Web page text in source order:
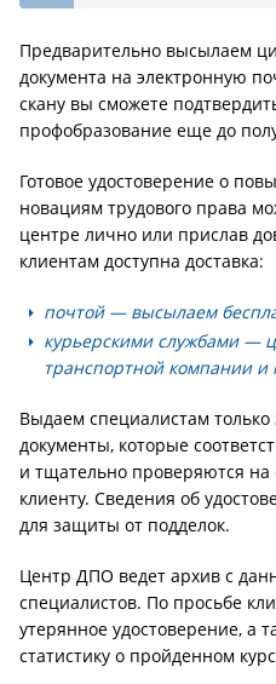
Предварительно высылаем
документа на электронную
скану вы сможете
профобразование еще до
Готовое удостоверение о
новациям трудового права
центре лично или прислав
клиентам доступна доставка:
почтой — высылаем
курьерскими службами —
транспортной компании и
Выдаем специалистам
документы, которые
и тщательно проверяются
клиенту. Сведения об
для защиты от подделок.
Центр ДПО ведет архив с
специалистов. По просьбе
утерянное удостоверение, а
статистику о пройденном